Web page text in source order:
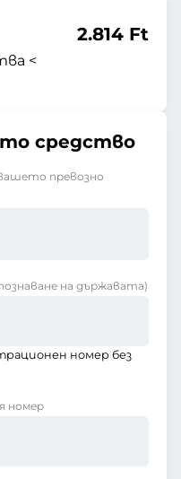
<
2.814 Ft
средство
превозно
на държавата)
номер без
номер